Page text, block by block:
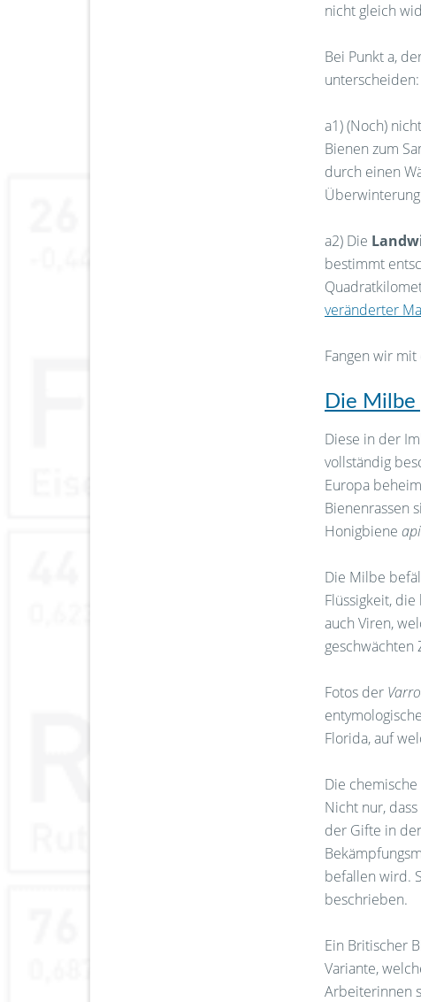
nicht gleich
Bei Punkt a,
unterscheiden:
a1) (Noch)
Bienen zum
durch einen
a2) Die
bestimmt
veränderter
Fangen wir
Die Milbe
Diese in der
vollständig
Europa
Bienenrassen
Honigbiene
Die Milbe
Flüssigkeit,
auch Viren,
geschwächten
Fotos der
Florida, auf
Die
Nicht nur,
der Gifte in
befallen wird.
beschrieben.
Ein Britischer
Variante,
Arbeiterinnen